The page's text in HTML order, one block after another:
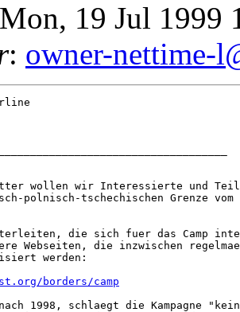
19 Jul 1999
: owner-nettime-
wollen wir Interessierte und
polnisch-tschechischen Grenze
die sich fuer das Camp
Webseiten, die inzwischen
werden:
borders/camp
1998, schlaegt die Kampagne